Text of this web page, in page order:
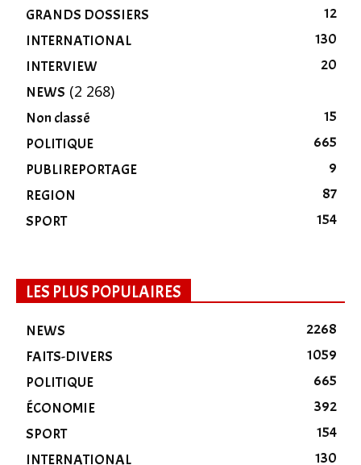
GRANDS DOSSIERS
12
INTERNATIONAL
130
INTERVIEW
20
NEWS (2 268)
Non classé
15
POLITIQUE
665
PUBLIREPORTAGE
9
REGION
87
SPORT
154
LES PLUS POPULAIRES
NEWS
2268
FAITS-DIVERS
1059
POLITIQUE
665
ÉCONOMIE
392
SPORT
154
INTERNATIONAL
130